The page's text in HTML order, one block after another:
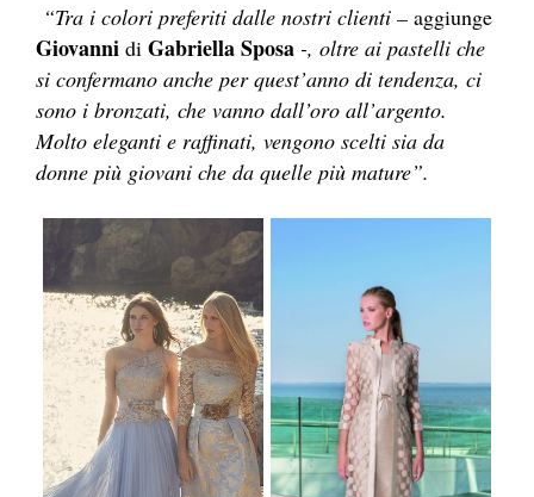
“Tra i colori preferiti dalle nostri clienti – aggiunge
Giovanni di Gabriella Sposa -, oltre ai pastelli che
si confermano anche per quest’anno di tendenza, ci
sono i bronzati, che vanno dall’oro all’argento.
Molto eleganti e raffinati, vengono scelti sia da
donne più giovani che da quelle più mature”.